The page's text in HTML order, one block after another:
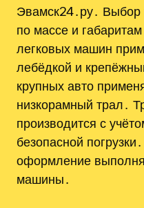
Эвамск24․ру․ Выбор
по массе и
легковых машин
лебёдкой и
крупных авто
низкорамный трал․
производится с
безопасной
оформление
машины․